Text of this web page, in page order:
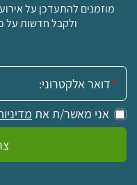
מוזמנים להתעדכן על
ולקבל חדשות על
אימייל:
אני מאשר/ת את